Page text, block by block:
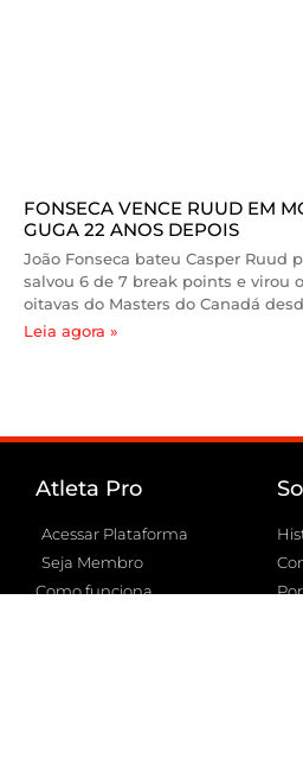
FONSECA VENCE RUUD EM
GUGA 22 ANOS DEPOIS
João Fonseca bateu Casper Ruud
salvou 6 de 7 break points e virou
oitavas do Masters do Canadá
Leia agora »
Atleta Pro
Acessar Plataforma
Seja Membro
Como funciona